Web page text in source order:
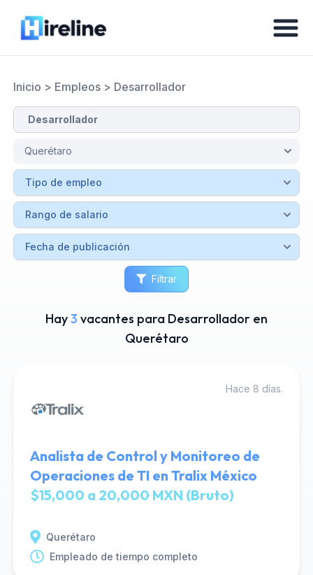
Inicio > Empleos> Desarrollador
Filtrar
Hay3 vacantes para Desarrollador en
Querétaro
Hace 8 días.
Analista de Control y Monitoreo de
Operaciones de TI en Tralix México
$15,000 a 20,000 MXN (Bruto)
Querétaro
Empleado de tiempo completo